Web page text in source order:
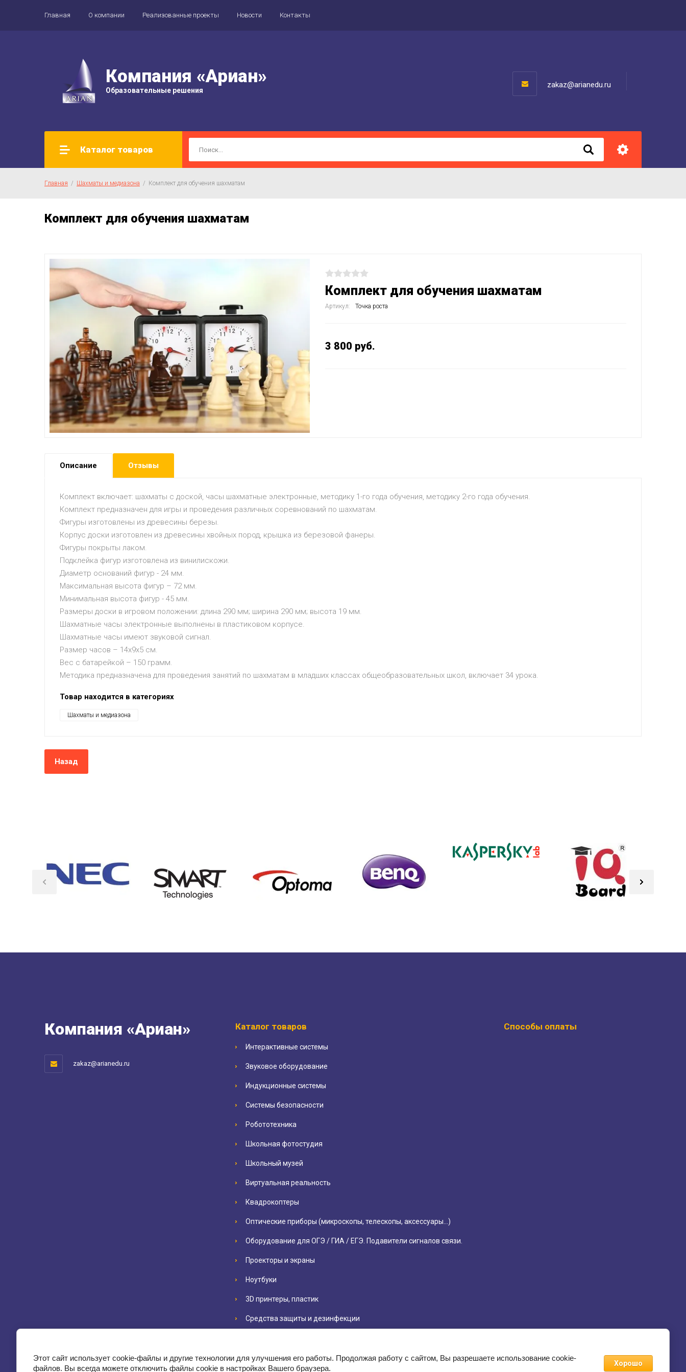
Главная О компании Реализованные проекты Новости Контакты
Компания «Ариан»
Образовательные решения
zakaz@arianedu.ru
Каталог товаров
Главная
  /
Шахматы и медиазона
  /  Комплект для обучения шахматам
Комплект для обучения шахматам
Комплект для обучения шахматам
Артикул: Точка роста
3 800 руб.
Описание Отзывы
Комплект включает: шахматы с доской, часы шахматные электронные, методику 1-го года обучения, методику 2-го года обучения.
Комплект предназначен для игры и проведения различных соревнований по шахматам.
Фигуры изготовлены из древесины березы.
Корпус доски изготовлен из древесины хвойных пород, крышка из березовой фанеры.
Фигуры покрыты лаком.
Подклейка фигур изготовлена из винилискожи.
Диаметр оснований фигур - 24 мм.
Максимальная высота фигур – 72 мм.
Минимальная высота фигур - 45 мм.
Размеры доски в игровом положении: длина 290 мм; ширина 290 мм; высота 19 мм.
Шахматные часы электронные выполнены в пластиковом корпусе.
Шахматные часы имеют звуковой сигнал.
Размер часов – 14х9х5 см.
Вес с батарейкой – 150 грамм.
Методика предназначена для проведения занятий по шахматам в младших классах общеобразовательных школ, включает 34 урока.
Товар находится в категориях
Шахматы и медиазона
Назад
Компания «Ариан»
zakaz@arianedu.ru
Каталог товаров
Интерактивные системы
Звуковое оборудование
Индукционные системы
Системы безопасности
Робототехника
Школьная фотостудия
Школьный музей
Виртуальная реальность
Квадрокоптеры
Оптические приборы (микроскопы, телескопы, аксессуары…)
Оборудование для ОГЭ / ГИА / ЕГЭ. Подавители сигналов связи.
Проекторы и экраны
Ноутбуки
3D принтеры, пластик
Средства защиты и дезинфекции
Способы оплаты
Этот сайт использует cookie-файлы и другие технологии для улучшения его работы. Продолжая работу с сайтом, Вы разрешаете использование cookie-
файлов. Вы всегда можете отключить файлы cookie в настройках Вашего браузера.
Хорошо